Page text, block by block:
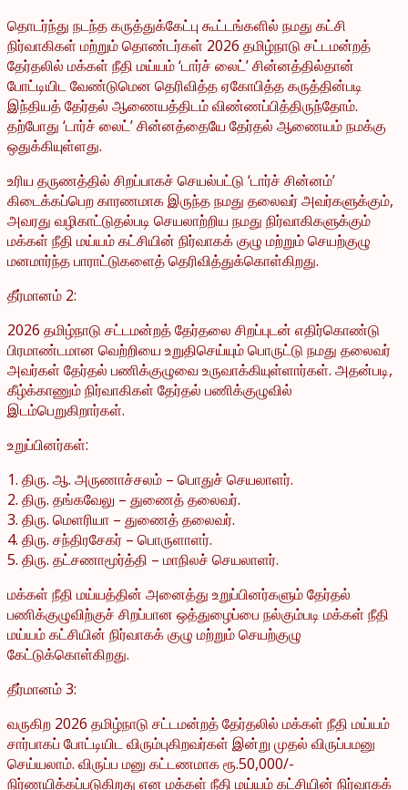
தொடர்ந்து நடந்த கருத்துக்கேட்பு கூட்டங்களில் நமது கட்சி
நிர்வாகிகள் மற்றும் தொண்டர்கள் 2026 தமிழ்நாடு சட்டமன்றத்
தேர்தலில் மக்கள் நீதி மய்யம் ‘டார்ச் லைட்’ சின்னத்தில்தான்
போட்டியிட வேண்டுமென தெரிவித்த ஏகோபித்த கருத்தின்படி
இந்தியத் தேர்தல் ஆணையத்திடம் விண்ணப்பித்திருந்தோம்.
தற்போது ‘டார்ச் லைட்’ சின்னத்தையே தேர்தல் ஆணையம் நமக்கு
ஒதுக்கியுள்ளது.
உரிய தருணத்தில் சிறப்பாகச் செயல்பட்டு ‘டார்ச் சின்னம்’
கிடைக்கப்பெற காரணமாக இருந்த நமது தலைவர் அவர்களுக்கும்,
அவரது வழிகாட்டுதல்படி செயலாற்றிய நமது நிர்வாகிகளுக்கும்
மக்கள் நீதி மய்யம் கட்சியின் நிர்வாகக் குழு மற்றும் செயற்குழு
மனமார்ந்த பாராட்டுகளைத் தெரிவித்துக்கொள்கிறது.
தீர்மானம் 2:
2026 தமிழ்நாடு சட்டமன்றத் தேர்தலை சிறப்புடன் எதிர்கொண்டு
பிரமாண்டமான வெற்றியை உறுதிசெய்யும் பொருட்டு நமது தலைவர்
அவர்கள் தேர்தல் பணிக்குழுவை உருவாக்கியுள்ளார்கள். அதன்படி,
கீழ்க்காணும் நிர்வாகிகள் தேர்தல் பணிக்குழுவில்
இடம்பெறுகிறார்கள்.
உறுப்பினர்கள்:
1. திரு. ஆ. அருணாச்சலம் – பொதுச் செயலாளர்.
2. திரு. தங்கவேலு – துணைத் தலைவர்.
3. திரு. மெளரியா – துணைத் தலைவர்.
4. திரு. சந்திரசேகர் – பொருளாளர்.
5. திரு. தட்சணாமூர்த்தி – மாநிலச் செயலாளர்.
மக்கள் நீதி மய்யத்தின் அனைத்து உறுப்பினர்களும் தேர்தல்
பணிக்குழுவிற்குச் சிறப்பான ஒத்துழைப்பை நல்கும்படி மக்கள் நீதி
மய்யம் கட்சியின் நிர்வாகக் குழு மற்றும் செயற்குழு
கேட்டுக்கொள்கிறது.
தீர்மானம் 3:
வருகிற 2026 தமிழ்நாடு சட்டமன்றத் தேர்தலில் மக்கள் நீதி மய்யம்
சார்பாகப் போட்டியிட விரும்புகிறவர்கள் இன்று முதல் விருப்பமனு
செய்யலாம். விருப்ப மனு கட்டணமாக ரூ.50,000/-
நிர்ணயிக்கப்படுகிறது என மக்கள் நீதி மய்யம் கட்சியின் நிர்வாகக்